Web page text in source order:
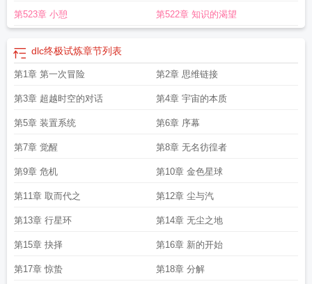
第523章 小憩 第522章 知识的渴望
dlc终极试炼章节列表
第1章 第一次冒险 第2章 思维链接
第3章 超越时空的对话 第4章 宇宙的本质
第5章 装置系统 第6章 序幕
第7章 觉醒 第8章 无名彷徨者
第9章 危机 第10章 金色星球
第11章 取而代之 第12章 尘与汽
第13章 行星环 第14章 无尘之地
第15章 抉择 第16章 新的开始
第17章 惊蛰 第18章 分解